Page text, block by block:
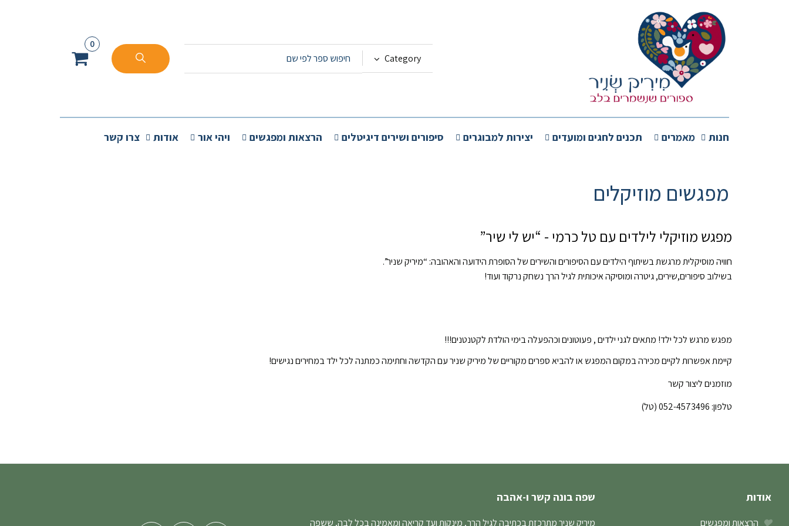
Category
0
חנות מאמרים תכנים לחגים ומועדים יצירות למבוגרים סיפורים ושירים דיגיטלים הרצאות ומפגשים ויהי אור אודות צרו קשר
מפגשים מוזיקלים
מפגש מוזיקלי לילדים עם טל כרמי - “יש לי שיר”
חוויה מוסיקלית מרגשת בשיתוף הילדים עם הסיפורים והשירים של הסופרת הידועה והאהובה: “מיריק שניר”.
בשילוב סיפורים,שירים, גיטרה ומוסיקה איכותית לגיל הרך נשחק נרקוד ועוד!
מפגש מרגש לכל ילד! מתאים לגני ילדים , פעוטונים וכהפעלה בימי הולדת לקטנטנים!!!
קיימת אפשרות לקיים מכירה במקום המפגש או להביא ספרים מקוריים של מיריק שניר עם הקדשה וחתימה כמתנה לכל ילד במחירים נגישים!
מוזמנים ליצור קשר
טלפון: 052-4573496 (טל)
אודות
הרצאות ומפגשים
שפה בונה קשר ו-אהבה
מיריק שניר מתרכזת בכתיבה לגיל הרך, מינקות ועד קריאה ומאמינה בכל לבה, ששפה